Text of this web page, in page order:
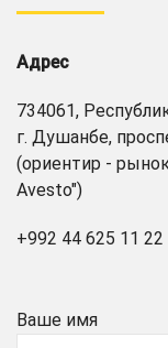
Адрес
734061,
г. Душанбе,
(ориентир -
Avesto")
+992 44 625 11 22
Ваше имя